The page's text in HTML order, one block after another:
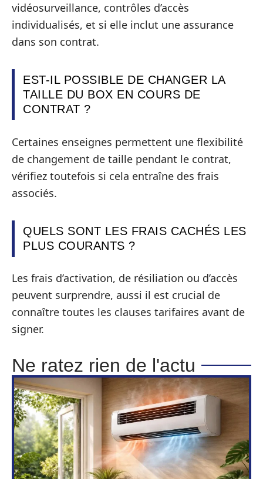
vidéosurveillance, contrôles d’accès
individualisés, et si elle inclut une assurance
dans son contrat.
EST-IL POSSIBLE DE CHANGER LA
TAILLE DU BOX EN COURS DE
CONTRAT ?
Certaines enseignes permettent une flexibilité
de changement de taille pendant le contrat,
vérifiez toutefois si cela entraîne des frais
associés.
QUELS SONT LES FRAIS CACHÉS LES
PLUS COURANTS ?
Les frais d’activation, de résiliation ou d’accès
peuvent surprendre, aussi il est crucial de
connaître toutes les clauses tarifaires avant de
signer.
Ne ratez rien de l'actu